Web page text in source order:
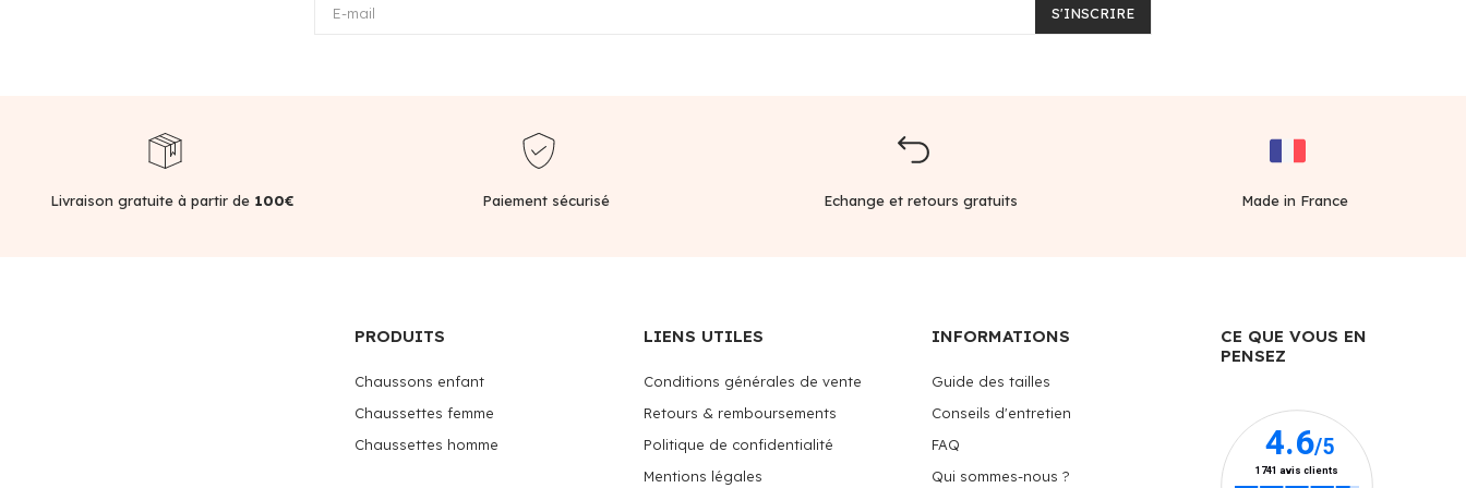
E-mail S'INSCRIRE
Livraison gratuite à partir de100€ Paiement sécurisé Echange et retours gratuits Made in France
PRODUITS
Chaussons enfant
Chaussettes femme
Chaussettes homme
LIENS UTILES
Conditions générales de vente
Retours & remboursements
Politique de confidentialité
Mentions légales
INFORMATIONS
Guide des tailles
Conseils d'entretien
FAQ
Qui sommes-nous ?
CE QUE VOUS EN
PENSEZ